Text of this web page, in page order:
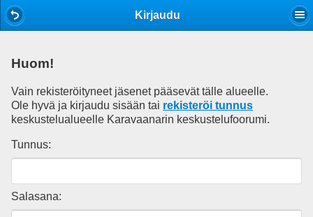
Kirjaudu
Huom!
Vain rekisteröityneet jäsenet pääsevät tälle alueelle.
Ole hyvä ja kirjaudu sisään tai rekisteröi tunnus
keskustelualueelle Karavaanarin keskustelufoorumi.
Tunnus:
Salasana: